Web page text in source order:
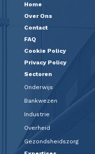
Home
Over Ons
Contact
FAQ
Cookie Policy
Privacy Policy
Sectoren
Onderwijs
Bankwezen
Industrie
Overheid
Gezondsheidszorg